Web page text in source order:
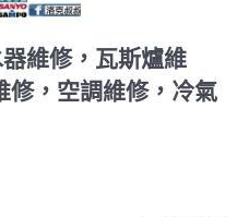
維修，瓦斯爐維
修，空調維修，冷氣